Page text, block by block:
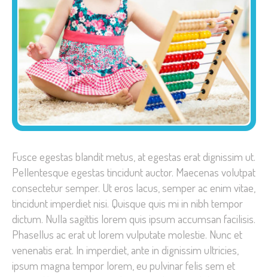
Fusce egestas blandit metus, at egestas erat dignissim ut.
Pellentesque egestas tincidunt auctor. Maecenas volutpat
consectetur semper. Ut eros lacus, semper ac enim vitae,
tincidunt imperdiet nisi. Quisque quis mi in nibh tempor
dictum. Nulla sagittis lorem quis ipsum accumsan facilisis.
Phasellus ac erat ut lorem vulputate molestie. Nunc et
venenatis erat. In imperdiet, ante in dignissim ultricies,
ipsum magna tempor lorem, eu pulvinar felis sem et